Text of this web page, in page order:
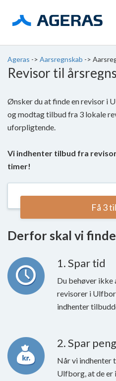
Ageras -> Aarsregnskab ->
Revisor til
Ønsker du at finde en revisor i
og modtag tilbud fra 3 lokale
uforpligtende.
Vi indhenter tilbud fra
timer!
Få 3
Derfor skal vi
1. Spar tid
Du behøver ikke
revisorer i
indhenter
2. Spar
Når vi indhenter
Ulfborg, at de er